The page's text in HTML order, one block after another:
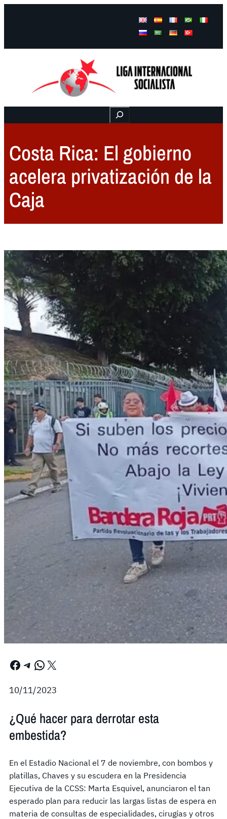
Buscar
Costa Rica: El gobierno
acelera privatización de la
Caja
Facebook Telegram WhatsApp X
10/11/2023
¿Qué hacer para derrotar esta
embestida?
En el Estadio Nacional el 7 de noviembre, con bombos y
platillas, Chaves y su escudera en la Presidencia
Ejecutiva de la CCSS: Marta Esquivel, anunciaron el tan
esperado plan para reducir las largas listas de espera en
materia de consultas de especialidades, cirugías y otros